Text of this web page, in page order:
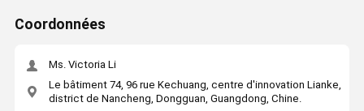
Coordonnées
Ms. Victoria Li
Le bâtiment 74, 96 rue Kechuang, centre d'innovation Lianke,
district de Nancheng, Dongguan, Guangdong, Chine.